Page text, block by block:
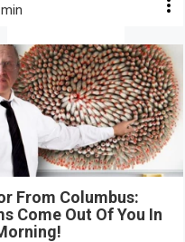
From Columbus:
Come Out Of You In